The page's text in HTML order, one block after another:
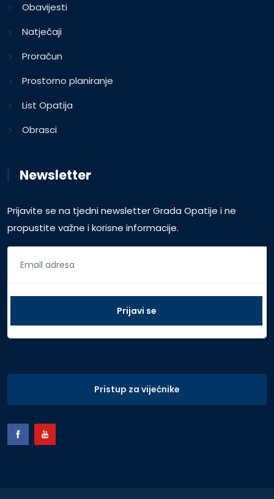
Obavijesti
Natječaji
Proračun
Prostorno planiranje
List Opatija
Obrasci
Newsletter
Prijavite se na tjedni newsletter Grada Opatije i ne
propustite važne i korisne informacije.
Pristup za vijećnike